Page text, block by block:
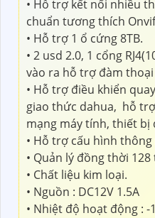
• Hỗ trợ kết nối nhiều
chuẩn tương thích
• Hỗ trợ 1 ổ cứng 8TB.
• 2 usd 2.0, 1 cổng
vào ra hỗ trợ đàm thoại
• Hỗ trợ điều khiển
giao thức dahua, hỗ
mạng máy tính, thiết bị
• Hỗ trợ cấu hình thông
• Quản lý đồng thời
• Chất liệu kim loại.
• Nguồn : DC12V 1.5A
• Nhiệt độ hoạt động : -